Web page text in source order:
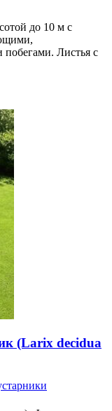
до 10 м с
побегами. Листья с
(Larix decidua